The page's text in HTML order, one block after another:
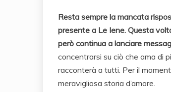
Resta sempre la mancata
presente a Le Iene. Questa
però continua a lanciare
concentrarsi su ciò che ama di
racconterà a tutti. Per il
meravigliosa storia d’amore.